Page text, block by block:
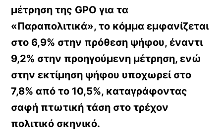
μέτρηση της GPO για τα
«Παραπολιτικά», το κόμμα εμφανίζεται
στο 6,9% στην πρόθεση ψήφου, έναντι
9,2% στην προηγούμενη μέτρηση, ενώ
στην εκτίμηση ψήφου υποχωρεί στο
7,8% από το 10,5%, καταγράφοντας
σαφή πτωτική τάση στο τρέχον
πολιτικό σκηνικό.